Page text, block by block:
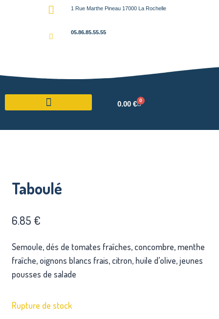
1 Rue Marthe Pineau 17000 La Rochelle
05.86.85.55.55
0.00 € 0
Taboulé
6.85 €
Semoule, dés de tomates fraîches, concombre, menthe
fraîche, oignons blancs frais, citron, huile d’olive, jeunes
pousses de salade
Rupture de stock